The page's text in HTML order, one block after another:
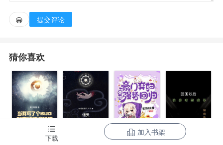
沈宸，俊逸清冷高智，听后没有反驳，也很干脆。
己名字，撩拔自己的人不是她？！
呵，既然如此，他岂会纠缠？
之后，两人几乎形同陌路。
😀 提交评论
猜你喜欢
豪门弃妇带娃
下载
加入书架